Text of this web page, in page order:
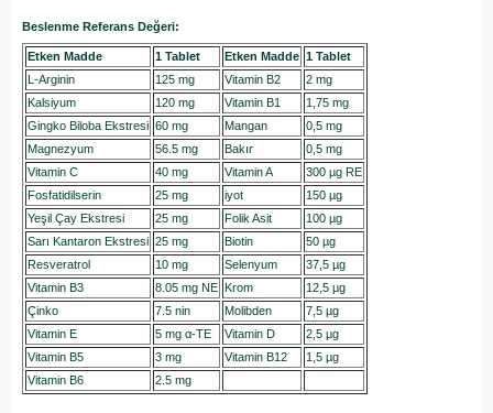
Beslenme Referans Değeri:
Etken Madde 1 Tablet Etken Madde 1 Tablet
L-Arginin
125 mg Vitamin B2
2 mg
Kalsiyum
120 mg Vitamin B1
1,75 mg
Gingko Biloba Ekstresi 60 mg Mangan
0,5 mg
Magnezyum
56.5 mg Bakır
0,5 mg
Vitamin C
40 mg Vitamin A
300 µg RE
Fosfatidilserin
25 mg iyot
150 µg
Yeşil Çay Ekstresi
25 mg Folik Asit
100 µg
Sarı Kantaron Ekstresi 25 mg Biotin
50 µg
Resveratrol
10 mg Selenyum
37,5 µg
Vitamin B3
8.05 mg NE Krom
12,5 µg
Çinko
7.5 nin Molibden
7,5 µg
Vitamin E
5 mg α-TE Vitamin D
2,5 µg
Vitamin B5
3 mg Vitamin B12
1,5 µg
Vitamin B6
2.5 mg